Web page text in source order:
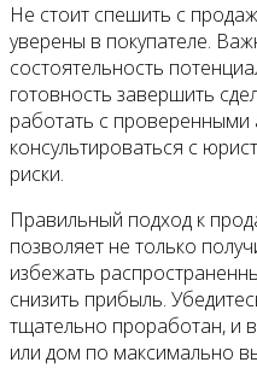
Не стоит спешить с
уверены в покупателе.
состоятельность
готовность завершить
работать с проверенными
консультироваться с
риски.
Правильный подход к
позволяет не только
избежать
снизить прибыль.
тщательно проработан, и
или дом по максимально